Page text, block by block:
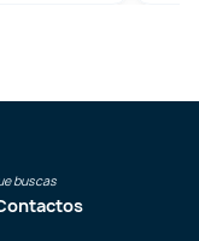
buscas